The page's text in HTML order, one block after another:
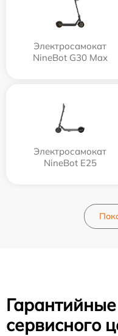
Электросамокат
NineBot G30 Max
Электросамокат
NineBot E25
сервисного